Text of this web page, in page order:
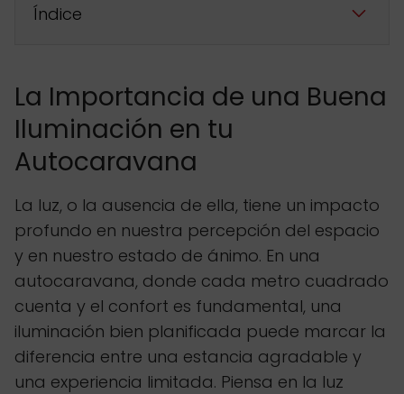
Índice
La Importancia de una Buena
Iluminación en tu
Autocaravana
La luz, o la ausencia de ella, tiene un impacto
profundo en nuestra percepción del espacio
y en nuestro estado de ánimo. En una
autocaravana, donde cada metro cuadrado
cuenta y el confort es fundamental, una
iluminación bien planificada puede marcar la
diferencia entre una estancia agradable y
una experiencia limitada. Piensa en la luz